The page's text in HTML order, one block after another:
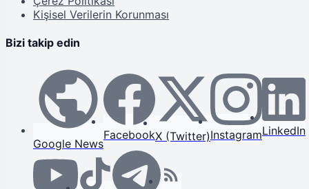
Kişisel Verilerin Korunması
Bizi takip edin
Google News
FacebookX (Twitter)InstagramLinkedIn